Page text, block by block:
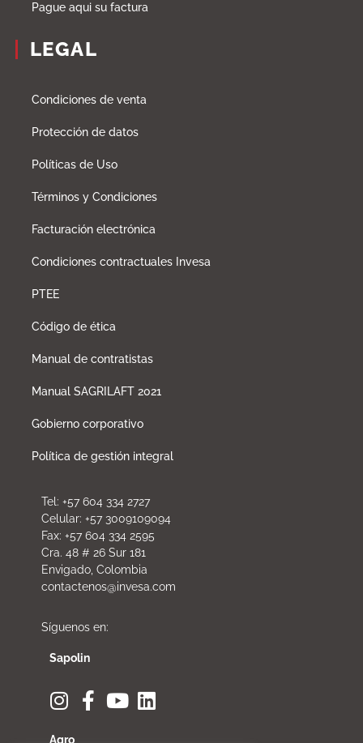
Pague aqui su factura
LEGAL
Condiciones de venta
Protección de datos
Políticas de Uso
Términos y Condiciones
Facturación electrónica
Condiciones contractuales Invesa
PTEE
Código de ética
Manual de contratistas
Manual SAGRILAFT 2021
Gobierno corporativo
Política de gestión integral
Tel: +57 604 334 2727
Celular: +57 3009109094
Fax: +57 604 334 2595
Cra. 48 # 26 Sur 181
Envigado, Colombia
contactenos@invesa.com
Síguenos en:
Sapolin
Agro